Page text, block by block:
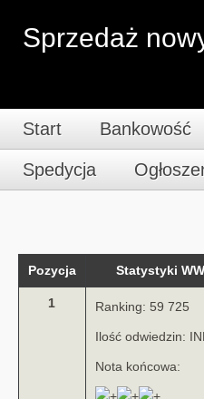
Sprzedaż
Start Bankowość
Spedycja
Pozycja Statystyki
1 Ranking: 59 725
Ilość odwiedzin:
Nota końcowa: